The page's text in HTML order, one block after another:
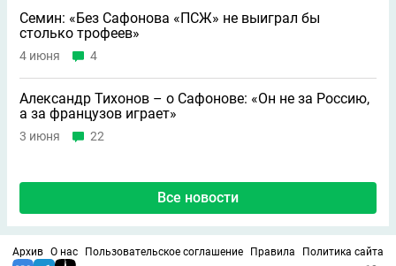
Семин: «Без Сафонова «ПСЖ» не выиграл бы
столько трофеев»
4 июня 4
Александр Тихонов – о Сафонове: «Он не за Россию,
а за французов играет»
3 июня 22
Все новости
Архив О нас Пользовательское соглашение Правила
Политика сайта